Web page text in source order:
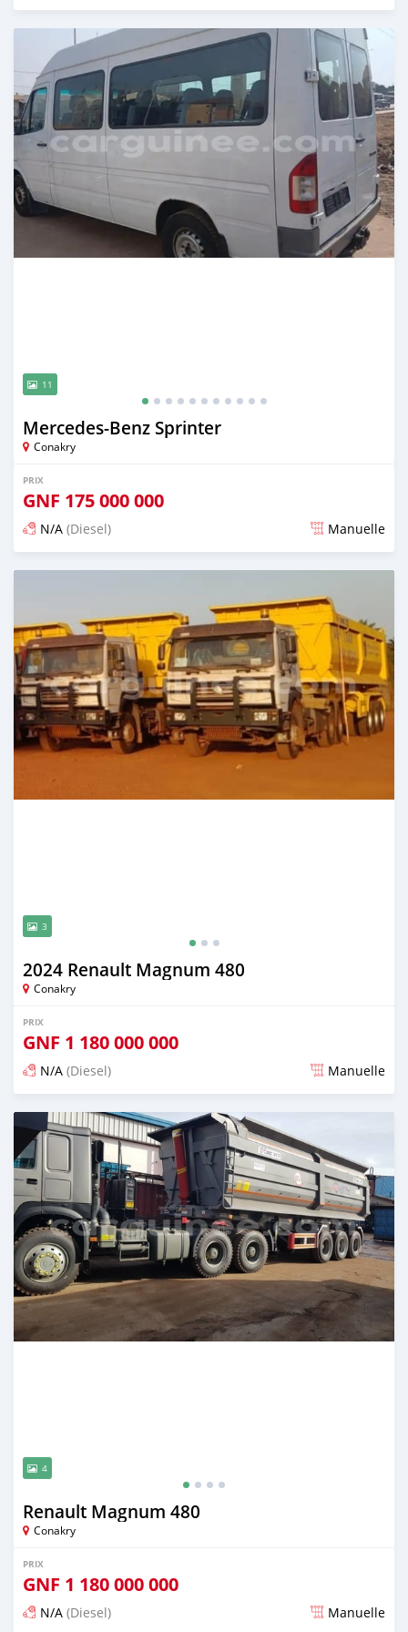
Publié il y a plus d'un an
11
Mercedes‒Benz Sprinter
Conakry
PRIX
GNF 175 000 000
N/A (Diesel) Manuelle
Publié il y a plus d'un an
3
2024 Renault Magnum 480
Conakry
PRIX
GNF 1 180 000 000
N/A (Diesel) Manuelle
Publié il y a plus d'un an
4
Renault Magnum 480
Conakry
PRIX
GNF 1 180 000 000
N/A (Diesel) Manuelle